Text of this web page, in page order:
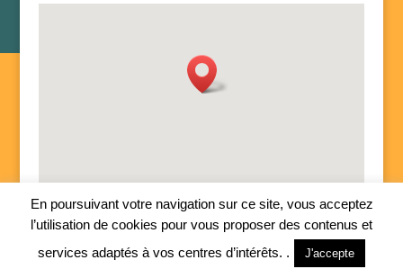
En poursuivant votre navigation sur ce site, vous acceptez
l’utilisation de cookies pour vous proposer des contenus et
services adaptés à vos centres d’intérêts. .
J'accepte